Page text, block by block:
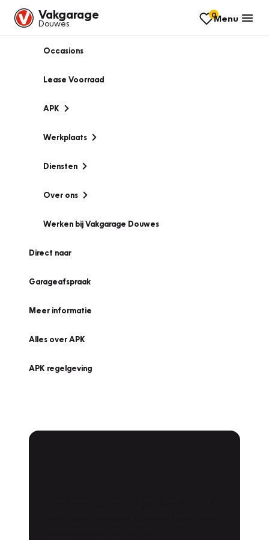
Vakgarage
Douwes
0Menu
Occasions
Lease Voorraad
APK
Werkplaats
Diensten
Over ons
Werken bij Vakgarage Douwes
Direct naar
Garageafspraak
Meer informatie
Alles over APK
APK regelgeving